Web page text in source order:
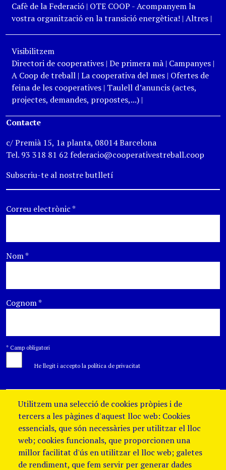
Cafè de la Federació| OTE COOP - Acompanyem la
vostra organització en la transició energètica! | Altres|
Visibilitzem
Directori de cooperatives| De primera mà| Campanyes|
A Coop de treball| La cooperativa del mes| Ofertes de
feina de les cooperatives| Taulell d’anuncis (actes,
projectes, demandes, propostes,...)|
Contacte
c/ Premià 15, 1a planta, 08014 Barcelona
Tel. 93 318 81 62 federacio@cooperativestreball.coop
Subscriu-te al nostre butlletí
Correu electrònic*
Nom*
Cognom*
* Camp obligatori
He llegit i accepto la política de privacitat
Utilitzem una selecció de cookies pròpies i de
tercers a les pàgines d'aquest lloc web: Cookies
essencials, que són necessàries per utilitzar el lloc
web; cookies funcionals, que proporcionen una
millor facilitat d'ús en utilitzar el lloc web; galetes
de rendiment, que fem servir per generar dades